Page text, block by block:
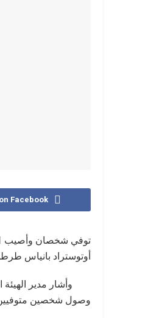
Facebook
أوتوستراد بانياس
وأشار مدير
وصول شخصين متوفيين